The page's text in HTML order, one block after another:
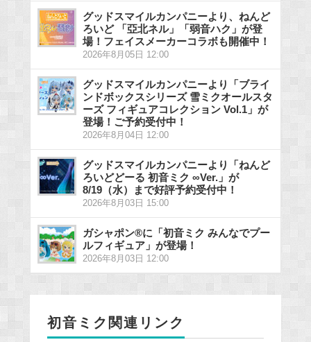
グッドスマイルカンパニーより、ねんど
ろいど 「亞北ネル」「弱音ハク」が登
場！フェイスメーカーコラボも開催中！
2026年8月05日 12:00
グッドスマイルカンパニーより「ブライ
ンドボックスシリーズ 雪ミクオールスタ
ーズ フィギュアコレクション Vol.1」が
登場！ご予約受付中！
2026年8月04日 12:00
グッドスマイルカンパニーより「ねんど
ろいどどーる 初音ミク ∞Ver.」が
8/19（水）まで好評予約受付中！
2026年8月03日 15:00
ガシャポン®に「初音ミク みんなでプー
ルフィギュア」が登場！
2026年8月03日 12:00
初音ミク関連リンク